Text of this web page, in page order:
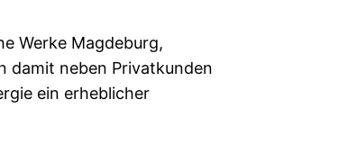
Werke Magdeburg,
damit neben Privatkunden
ein erheblicher